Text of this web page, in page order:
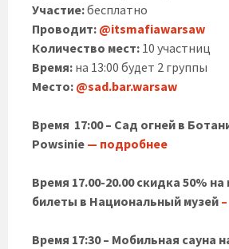
Участие:бесплатно
Проводит: @itsmafiawarsaw
Количество мест: 10 участниц
Время: на 13:00 будет 2 группы
Место: @sad.bar.warsaw
Время 17:00 – Сад огней в
Powsinie — подробнее
Время 17.00-20.00 скидка 50%
билеты в Национальный музей
Время 17:30 – Мобильная сауна